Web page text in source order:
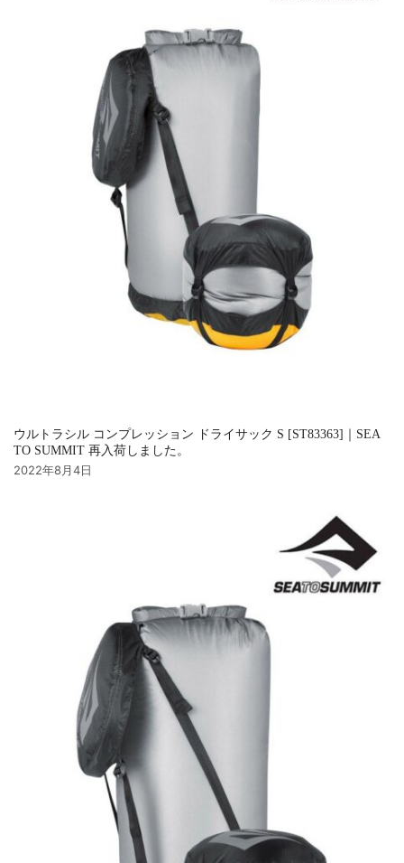
ウルトラシル コンプレッション ドライサック S [ST83363]｜SEA
TO SUMMIT 再入荷しました。
2022年8月4日